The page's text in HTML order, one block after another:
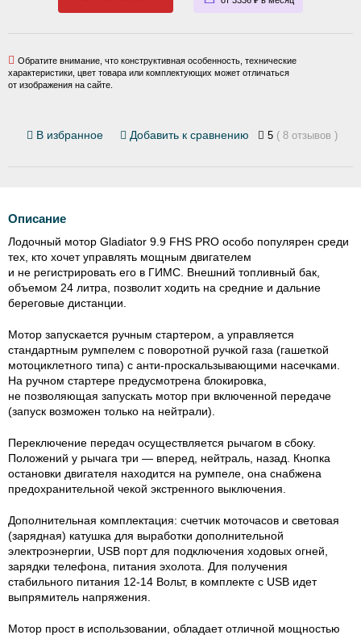
В избранное Добавить к сравнению 5 ( 8 отзывов )
Обратите внимание, что конструктивная особенность, технические
характеристики, цвет товара или комплектующих может отличаться
от изображения на сайте.
Описание
Лодочный мотор Gladiator 9.9 FHS PRO особо популярен среди
тех, кто хочет управлять мощным двигателем
и не регистрировать его в ГИМС. Внешний топливный бак,
объемом 24 литра, позволит ходить на средние и дальние
береговые дистанции.
Мотор запускается ручным стартером, а управляется
стандартным румпелем с поворотной ручкой газа (гашеткой
мотоциклетного типа) с анти-проскальзывающими насечками.
На ручном стартере предусмотрена блокировка,
не позволяющая запускать мотор при включенной передаче
(запуск возможен только на нейтрали).
Переключение передач осуществляется рычагом в сбоку.
Положений у рычага три — вперед, нейтраль, назад. Кнопка
остановки двигателя находится на румпеле, она снабжена
предохранительной чекой экстренного выключения.
Дополнительная комплектация: счетчик моточасов и световая
(зарядная) катушка для выработки дополнительной
электроэнергии, USB порт для подключения ходовых огней,
зарядки телефона, питания эхолота. Для получения
стабильного питания 12-14 Вольт, в комплекте с USB идет
выпрямитель напряжения.
Мотор прост в использовании, обладает отличной мощностью